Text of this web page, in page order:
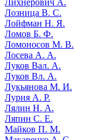
Лозница В. С.
Лойфман Н. Я.
Ломов Б. Ф.
Ломоносов М. В.
Лосева А. А.
Луков Вал. А.
Луков Вл. А.
Лукьянова М. И.
Лурия А. Р.
Лялин Н. А.
Ляпин С. Е.
Майков П. М.